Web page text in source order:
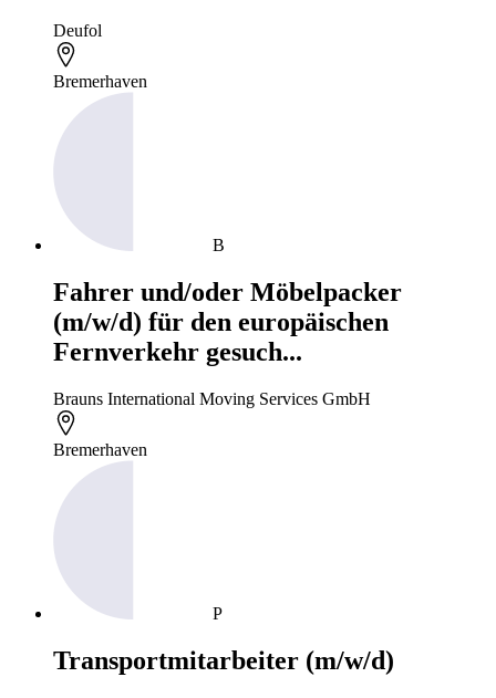
Deufol
Bremerhaven
B
Fahrer und/oder Möbelpacker
(m/w/d) für den europäischen
Fernverkehr gesuch...
Brauns International Moving Services GmbH
Bremerhaven
P
Transportmitarbeiter (m/w/d)